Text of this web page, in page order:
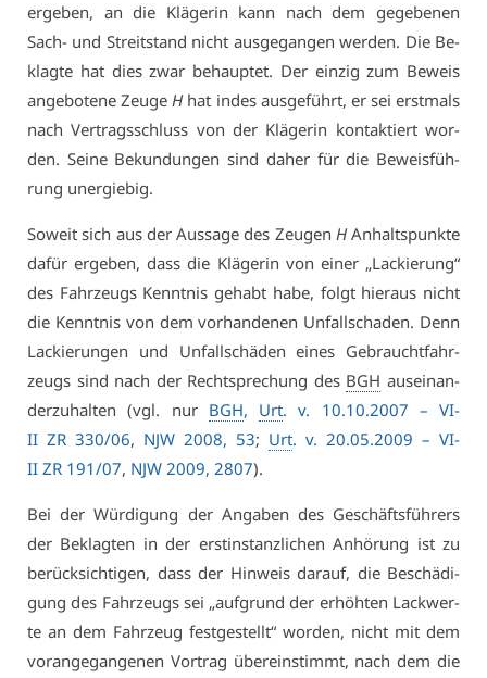
er­ge­ben, an die Klä­ge­rin kann nach dem ge­ge­be­nen
Sach- und Streit­stand nicht aus­ge­gan­gen wer­den. Die Be­
klag­te hat dies zwar be­haup­tet. Der ein­zig zum Be­weis
an­ge­bo­te­ne Zeu­geHhat in­des aus­ge­führt, er sei erst­mals
nach Ver­trags­schluss von der Klä­ge­rin kon­tak­tiert wor­
den. Sei­ne Be­kun­dun­gen sind da­her für die Be­weis­füh­
rung un­er­gie­big.
So­weit sich aus der Aus­sa­ge des Zeu­gen HAn­halts­punk­te
da­für er­ge­ben, dass die Klä­ge­rin von ei­ner „La­ckie­rung“
des Fahr­zeugs Kennt­nis ge­habt ha­be, folgt hier­aus nicht
die Kennt­nis von dem vor­han­de­nen Un­fall­scha­den. Denn
La­ckie­run­gen und Un­fall­schä­den ei­nes Ge­braucht­fahr­
zeugs sind nach der Recht­spre­chung des BGH aus­ein­an­
der­zu­hal­ten (vgl. nur BGH, Urt. v. 10.10.2007 – VI­
II ZR 330/06, NJW 2008, 53; Urt. v. 20.05.2009 – VI­
II ZR 191/07, NJW 2009, 2807).
Bei der Wür­di­gung der An­ga­ben des Ge­schäfts­füh­rers
der Be­klag­ten in der erst­in­stanz­li­chen An­hö­rung ist zu
be­rück­sich­ti­gen, dass der Hin­weis dar­auf, die Be­schä­di­
gung des Fahr­zeugs sei „auf­grund der er­höh­ten Lack­wer­
te an dem Fahr­zeug fest­ge­stellt“ wor­den, nicht mit dem
vor­an­ge­gan­ge­nen Vor­trag über­ein­stimmt, nach dem die